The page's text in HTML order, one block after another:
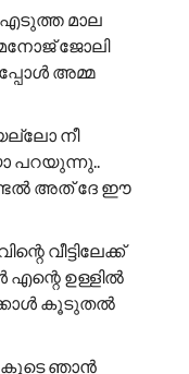
എടുത്ത മാല
ജോലി
അമ്മ
നീ
പറയുന്നു..
അത് ദേ ഈ
വീട്ടിലേക്ക്
ഉള്ളിൽ
കൂടുതൽ
കൂടെ ഞാൻ